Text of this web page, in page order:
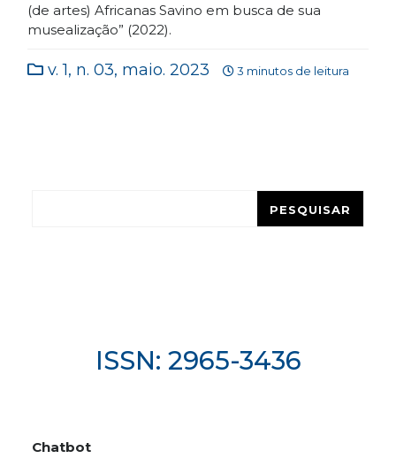
(de artes) Africanas Savino em busca de sua
musealização” (2022).
v. 1, n. 03, maio. 2023 3 minutos de leitura
PESQUISAR
ISSN: 2965-3436
Chatbot